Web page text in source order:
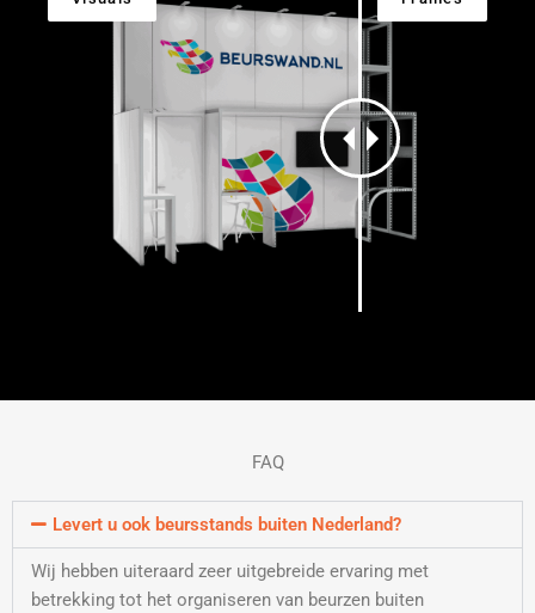
FAQ
Levert u ook beursstands buiten Nederland?
Wij hebben uiteraard zeer uitgebreide ervaring met
betrekking tot het organiseren van beurzen buiten